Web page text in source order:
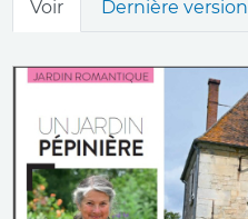
Voir Dernière version